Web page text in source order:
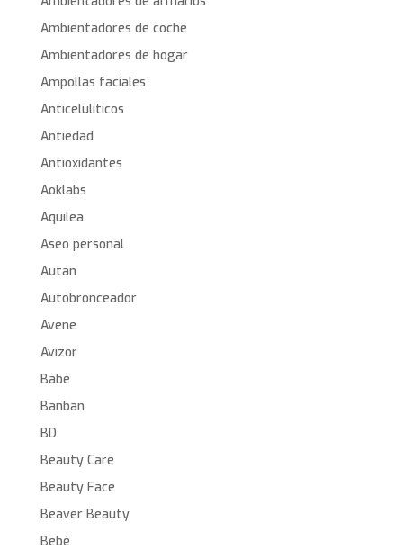
Ambientadores de coche
Ambientadores de hogar
Ampollas faciales
Anticelulíticos
Antiedad
Antioxidantes
Aoklabs
Aquilea
Aseo personal
Autan
Autobronceador
Avene
Avizor
Babe
Banban
BD
Beauty Care
Beauty Face
Beaver Beauty
Bebé